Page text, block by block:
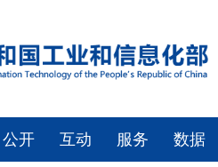
公开 互动 服务 数据